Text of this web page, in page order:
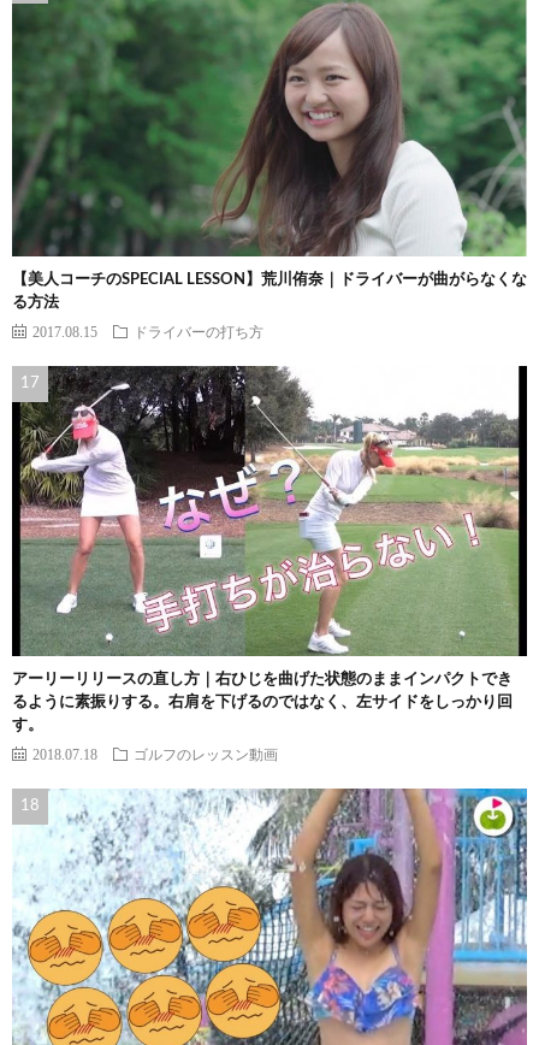
【美人コーチのSPECIAL LESSON】荒川侑奈｜ドライバーが曲がらなくな
る方法
2017.08.15 ドライバーの打ち方
アーリーリリースの直し方｜右ひじを曲げた状態のままインパクトでき
るように素振りする。右肩を下げるのではなく、左サイドをしっかり回
す。
2018.07.18 ゴルフのレッスン動画